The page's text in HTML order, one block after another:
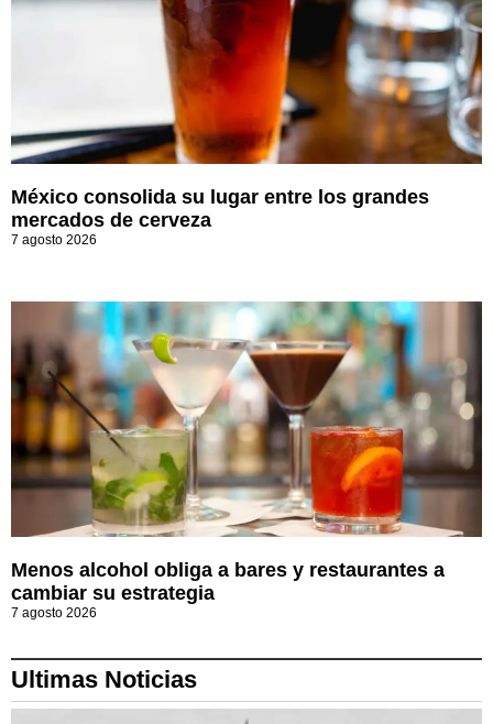
México consolida su lugar entre los grandes
mercados de cerveza
7 agosto 2026
Menos alcohol obliga a bares y restaurantes a
cambiar su estrategia
7 agosto 2026
Ultimas Noticias